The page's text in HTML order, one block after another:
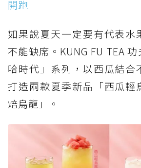
開跑
如果說夏天一定要有代表水
不能缺席。KUNG FU TEA
哈時代」系列，以西瓜結合
打造兩款夏季新品「西瓜輕
焙烏龍」。